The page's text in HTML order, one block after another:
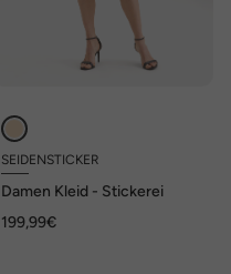
SEIDENSTICKER
Damen Kleid - Stickerei
199,99€